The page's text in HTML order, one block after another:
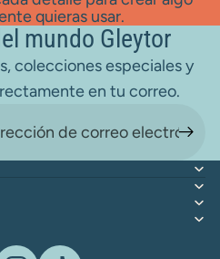
quieras usar.
mundo Gleytor
colecciones especiales y
en tu correo.